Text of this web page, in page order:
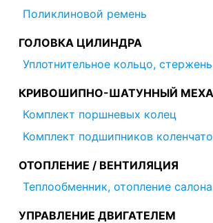
Поликлиновой ремень
ГОЛОВКА ЦИЛИНДРА
Уплотнительное кольцо,
КРИВОШИПНО-ШАТУННЫЙ
Комплект поршневых колец
Комплект подшипников
ОТОПЛЕНИЕ / ВЕНТИЛЯЦИЯ
Теплообменник, отопление салона
УПРАВЛЕНИЕ ДВИГАТЕЛЕМ